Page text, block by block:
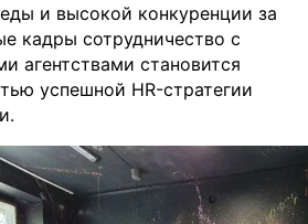
и высокой конкуренции за
кадры сотрудничество с
агентствами становится
успешной HR-стратегии